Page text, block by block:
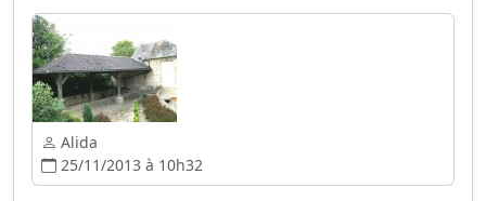
Alida
25/11/2013 à 10h32